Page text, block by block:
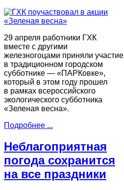
29 апреля работники ГХК
вместе с другими
железногоцами приняли участие
в традиционном городском
субботнике — «ПАРКовке»,
который в этом году прошел
в рамках всероссийского
экологического субботника
«Зеленая весна».
Подробнее ...
Неблагоприятная
погода сохранится
на все праздники